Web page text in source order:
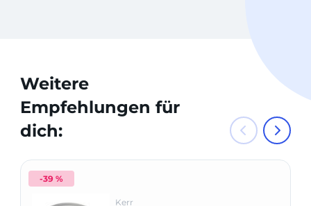
Weitere
Empfehlungen für
dich:
-39 %
Kerr